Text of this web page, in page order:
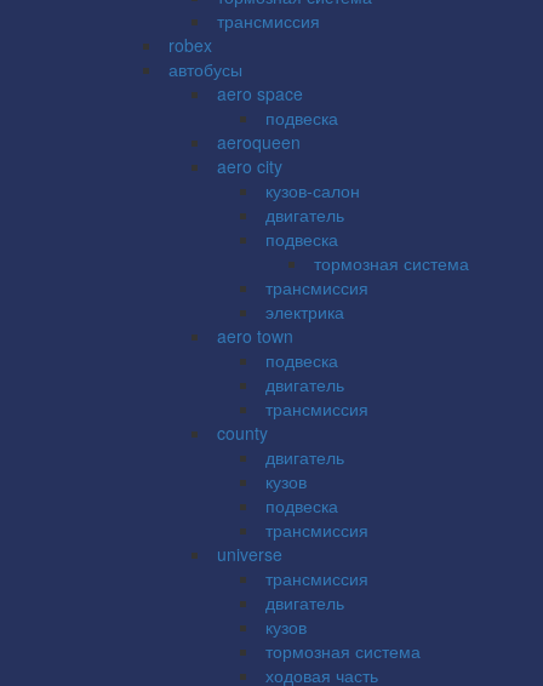
трансмиссия
robex
автобусы
aero space
подвеска
aeroqueen
aero city
кузов-салон
двигатель
подвеска
тормозная система
трансмиссия
электрика
aero town
подвеска
двигатель
трансмиссия
county
двигатель
кузов
подвеска
трансмиссия
universe
трансмиссия
двигатель
кузов
тормозная система
ходовая часть